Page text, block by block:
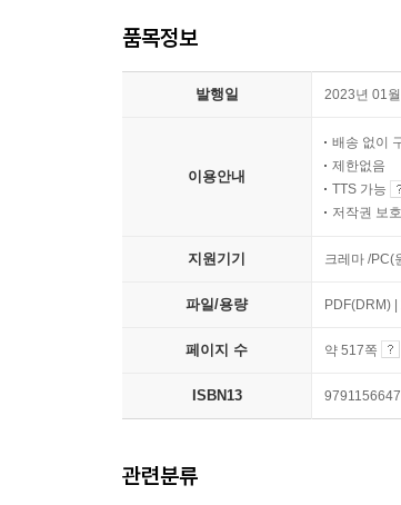
품목정보
발행일 2023년 01
이용안내
배송 없이
제한없음
TTS 가능
저작권 보
지원기기 크레마 /PC(
파일/용량 PDF(DRM)
페이지 수 약 517쪽
ISBN13
관련분류